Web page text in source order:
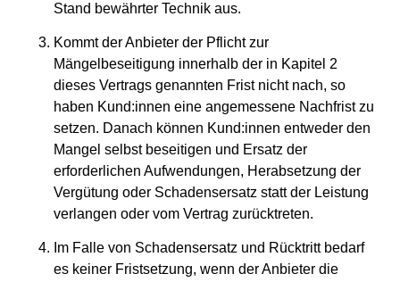
Stand bewährter Technik aus.
Kommt der Anbieter der Pflicht zur
Mängelbeseitigung innerhalb der in Kapitel 2
dieses Vertrags genannten Frist nicht nach, so
haben Kund:innen eine angemessene Nachfrist zu
setzen. Danach können Kund:innen entweder den
Mangel selbst beseitigen und Ersatz der
erforderlichen Aufwendungen, Herabsetzung der
Vergütung oder Schadensersatz statt der Leistung
verlangen oder vom Vertrag zurücktreten.
Im Falle von Schadensersatz und Rücktritt bedarf
es keiner Fristsetzung, wenn der Anbieter die